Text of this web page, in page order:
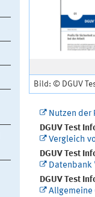
Bild: © DGUV
Nutzen der
DGUV Test
Vergleich
DGUV Test
Datenbank
DGUV Test
Allgemeine